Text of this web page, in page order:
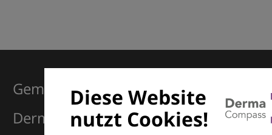
Diese Website
nutzt Cookies!
Gemeinsam für Exzellenz in der
Dermatologie